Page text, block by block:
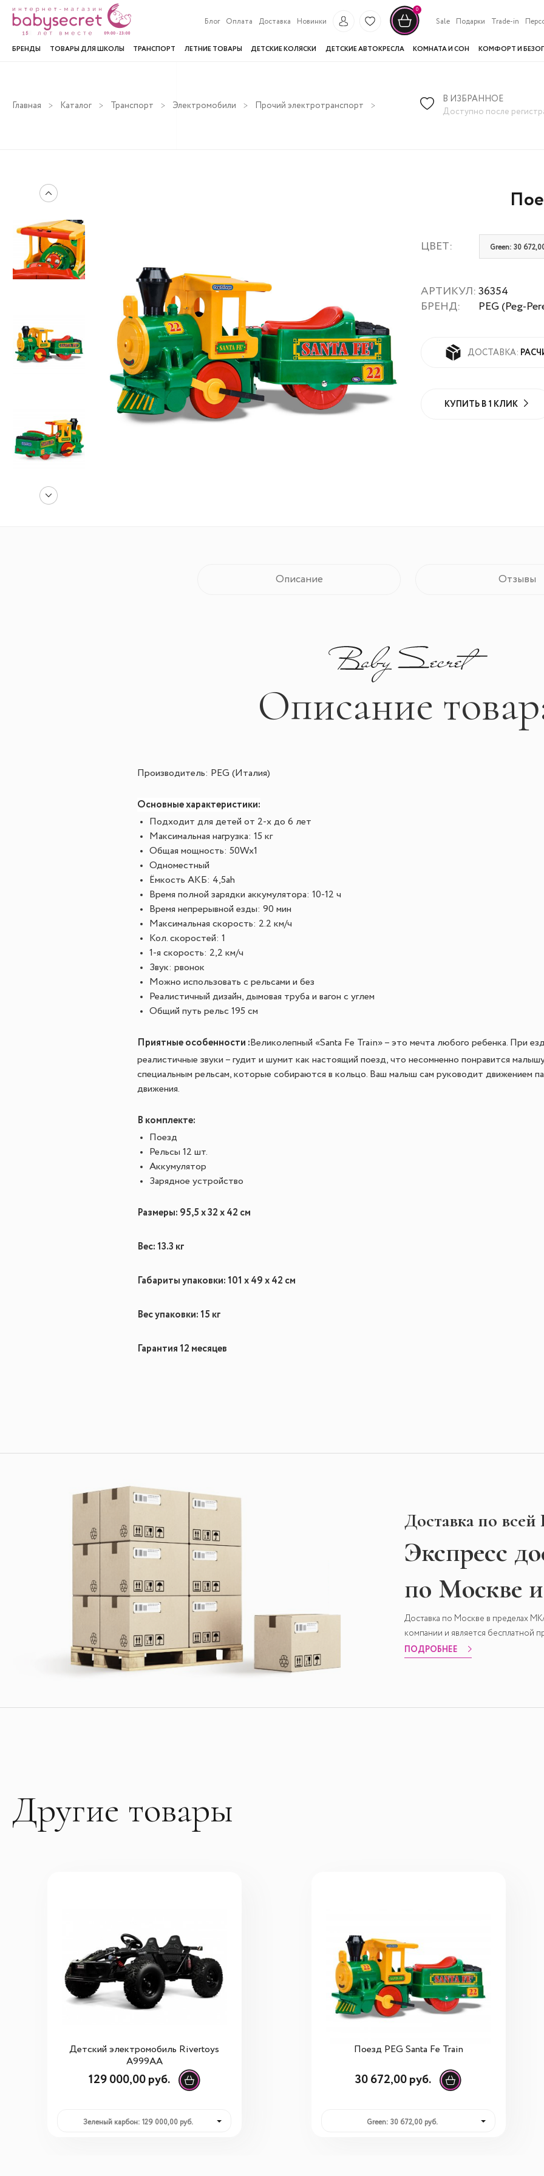
Блог Оплата Доставка Новинки
0
Sale Подарки Trade-in
БРЕНДЫ ТОВАРЫ ДЛЯ ШКОЛЫ ТРАНСПОРТ ЛЕТНИЕ ТОВАРЫ ДЕТСКИЕ КОЛЯСКИ ДЕТСКИЕ АВТОКРЕСЛА КОМНАТА И СОН КОМФОРТ И
Главная Каталог Транспорт Электромобили Прочий электротранспорт Поезд PEG Santa Fe Train
В ИЗБРАННОЕ
Доступно после
ЦВЕТ: Green: 30
АРТИКУЛ:
БРЕНД:
36354
PEG (Peg-
ДОСТАВКА:
КУПИТЬ В 1 КЛИК
Описание Отзывы
Описание
Производитель: PEG (Италия)
Основные характеристики:
Подходит для детей от 2-х до 6 лет
Максимальная нагрузка: 15 кг
Общая мощность: 50Wx1
Одноместный
Ёмкость АКБ: 4,5ah
Время полной зарядки аккумулятора: 10-12 ч
Время непрерывной езды: 90 мин
Максимальная скорость: 2.2 км/ч
Кол. скоростей: 1
1-я скорость: 2,2 км/ч
Звук: pвонок
Можно использовать с рельсами и без
Реалистичный дизайн, дымовая труба и вагон с углем
Общий путь рельс 195 см
Приятные особенности : Великолепный «Santa Fe Train» – это мечта любого ребенка. При
реалистичные звуки – гудит и шумит как настоящий поезд, что несомненно понравится
специальным рельсам, которые собираются в кольцо. Ваш малыш сам руководит движением
движения.
В комплекте:
Поезд
Рельсы 12 шт.
Аккумулятор
Зарядное устройство
Размеры: 95,5 х 32 х 42 см
Вес: 13.3 кг
Габариты упаковки: 101 x 49 x 42 см
Вес упаковки: 15 кг
Гарантия 12 месяцев
Доставка по
Экспресс
по Москве
Доставка по Москве в пределах
компании и является бесплатной
ПОДРОБНЕЕ
Другие товары
Детский электромобиль Rivertoys
A999AA
129 000,00 руб.
Зеленый карбон: 129 000,00 руб.
Поезд PEG Santa Fe Train
30 672,00 руб.
Green: 30 672,00 руб.